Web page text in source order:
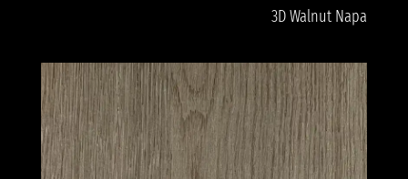
3D Walnut Napa